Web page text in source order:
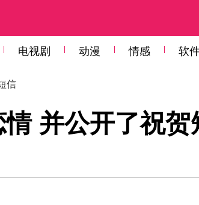
电视剧 动漫 情感 软
信
并公开了祝贺